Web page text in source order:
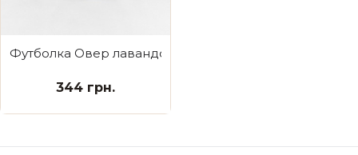
Футболка Овер лавандова Не кисни
344 грн.